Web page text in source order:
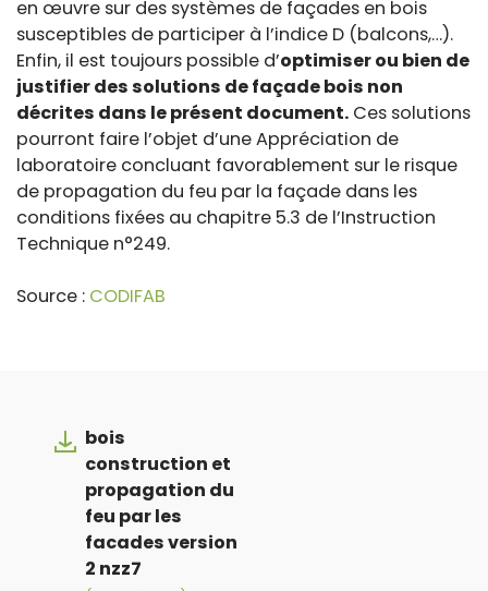
en œuvre sur des systèmes de façades en bois
susceptibles de participer à l’indice D (balcons,…).
Enfin, il est toujours possible d’optimiser ou bien de
justifier des solutions de façade bois non
décrites dans le présent document. Ces solutions
pourront faire l’objet d’une Appréciation de
laboratoire concluant favorablement sur le risque
de propagation du feu par la façade dans les
conditions fixées au chapitre 5.3 de l’Instruction
Technique n°249.
Source : CODIFAB
bois
construction et
propagation du
feu par les
facades version
2 nzz7